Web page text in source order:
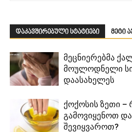
დაკავშირებული სტატიები მეტი
მეცნიერებმა
მოულოდნელი
დაასახელეს
ქოქოსის ზეთი
გამოვიყენოთ
შევიყვაროთ?